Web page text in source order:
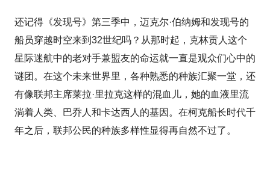
还记得《发现号》第三季中，迈克尔·伯纳姆和发现号的
船员穿越时空来到32世纪吗？从那时起，克林贡人这个
星际迷航中的老对手兼盟友的命运就一直是观众们心中的
谜团。在这个未来世界里，各种熟悉的种族汇聚一堂，还
有像联邦主席莱拉·里拉克这样的混血儿，她的血液里流
淌着人类、巴乔人和卡达西人的基因。在柯克船长时代千
年之后，联邦公民的种族多样性显得再自然不过了。